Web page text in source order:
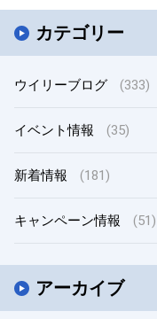
カテゴリー
ウイリーブログ (333)
イベント情報 (35)
新着情報 (181)
キャンペーン情報 (51)
アーカイブ